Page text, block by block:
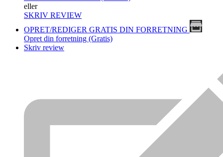
eller
SKRIV REVIEW
OPRET/REDIGER GRATIS DIN FORRETNING
Opret din forretning (Gratis)
Skriv review